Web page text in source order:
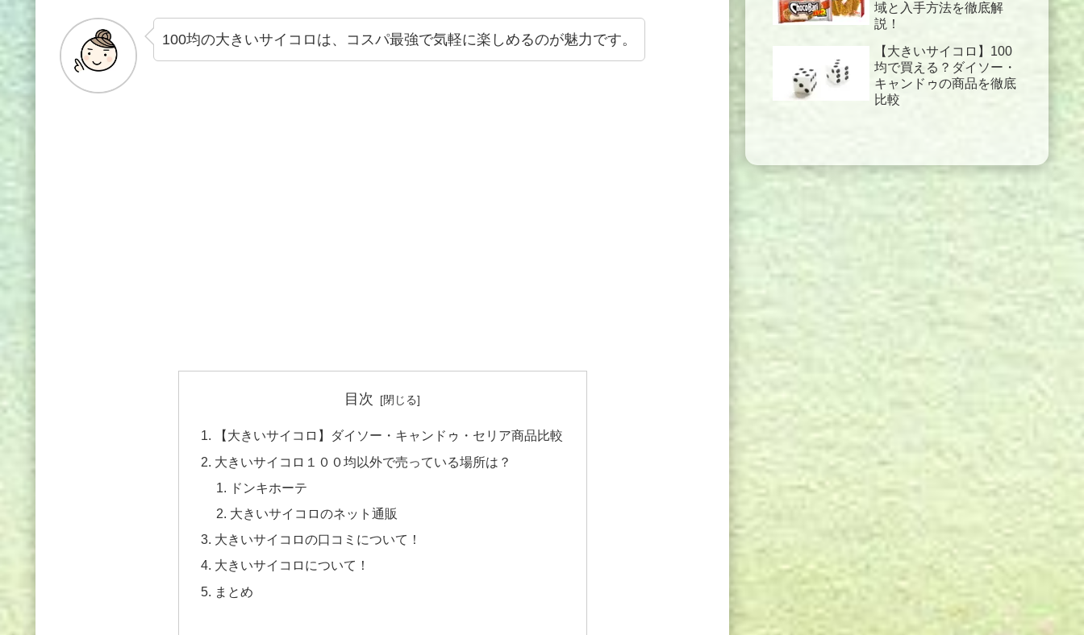
100均の大きいサイコロは、コスパ最強で気軽に楽しめるのが魅力です。
目次
【大きいサイコロ】ダイソー・キャンドゥ・セリア商品比較
大きいサイコロ１００均以外で売っている場所は？
ドンキホーテ
大きいサイコロのネット通販
大きいサイコロの口コミについて！
大きいサイコロについて！
まとめ
域と入手方法を徹底解
説！
【大きいサイコロ】100
均で買える？ダイソー・
キャンドゥの商品を徹底
比較